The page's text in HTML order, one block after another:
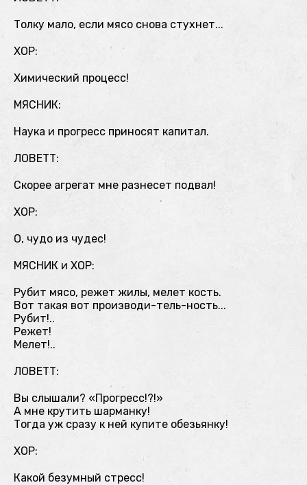
Толку мало, если мясо снова стухнет...
ХОР:
Химический процесс!
МЯСНИК:
Наука и прогресс приносят капитал.
ЛОВЕТТ:
Скорее агрегат мне разнесет подвал!
ХОР:
О, чудо из чудес!
МЯСНИК и ХОР:
Рубит мясо, режет жилы, мелет кость.
Вот такая вот производи-тель-ность...
Рубит!..
Режет!
Мелет!..
ЛОВЕТТ:
Вы слышали? «Прогресс!?!»
А мне крутить шарманку!
Тогда уж сразу к ней купите обезьянку!
ХОР:
Какой безумный стресс!